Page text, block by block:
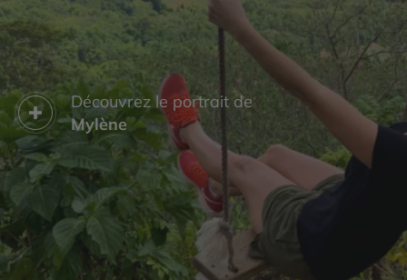
Découvrez le portrait de
Mylène